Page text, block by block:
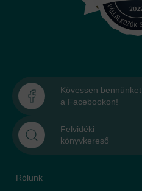
Kövessen bennünket
a Facebookon!
Felvidéki
könyvkereső
Rólunk